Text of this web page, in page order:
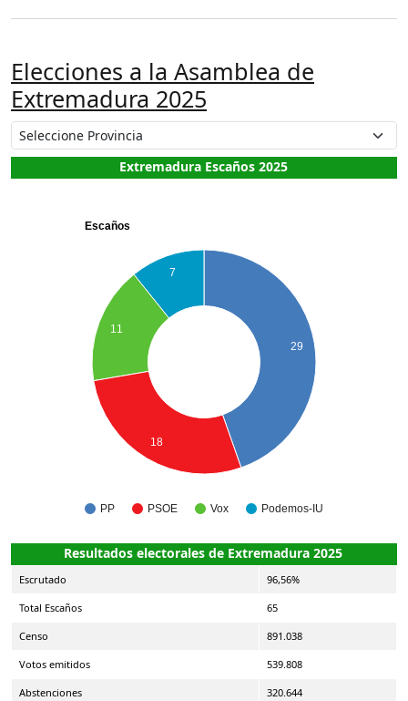
Elecciones a la Asamblea de
Extremadura 2025
Extremadura Escaños 2025
Escaños
PP PSOE Vox Podemos-IU
29
7
11
18
Resultados electorales de Extremadura 2025
Escrutado 96,56%
Total Escaños 65
Censo 891.038
Votos emitidos 539.808
Abstenciones 320.644